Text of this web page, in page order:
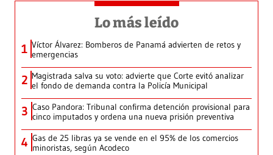
Lo más leído
1 Víctor Álvarez: Bomberos de Panamá advierten de retos y
emergencias
2 Magistrada salva su voto: advierte que Corte evitó analizar
el fondo de demanda contra la Policía Municipal
3 Caso Pandora: Tribunal confirma detención provisional para
cinco imputados y ordena una nueva prisión preventiva
4 Gas de 25 libras ya se vende en el 95% de los comercios
minoristas, según Acodeco